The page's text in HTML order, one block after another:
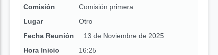
Comisión
Comisión primera
Lugar
Otro
Fecha Reunión
13 de Noviembre de 2025
Hora Inicio
16:25